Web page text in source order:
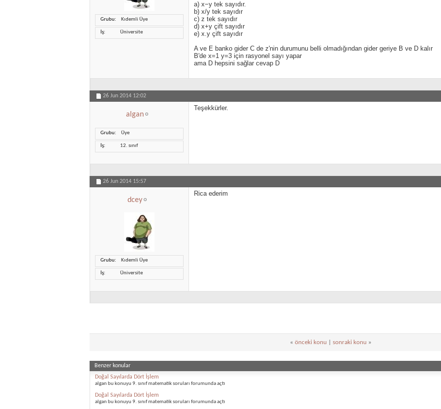
Grubu Kıdemli Üye
İş Üniversite
a) x−y tek sayıdır.
b) x/y tek sayıdır
c) z tek sayıdır
d) x+y çift sayıdır
e) x.y çift sayıdır
A ve E banko gider C de z'nin durumunu belli olmadığından gider geriye B ve D kalır
B'de x=1 y=3 için rasyonel sayı yapar
ama D hepsini sağlar cevap D
26 Jun 2014 12:02
algan
Grubu Üye
İş 12. sınıf
Teşekkürler.
26 Jun 2014 15:57
dcey
Grubu Kıdemli Üye
İş Üniversite
Rica ederim
« önceki konu sonraki konu »
Benzer konular
Doğal Sayılarda Dört İşlem
algan bu konuyu 9. sınıf matematik soruları forumunda açtı
Doğal Sayılarda Dört İşlem
algan bu konuyu 9. sınıf matematik soruları forumunda açtı